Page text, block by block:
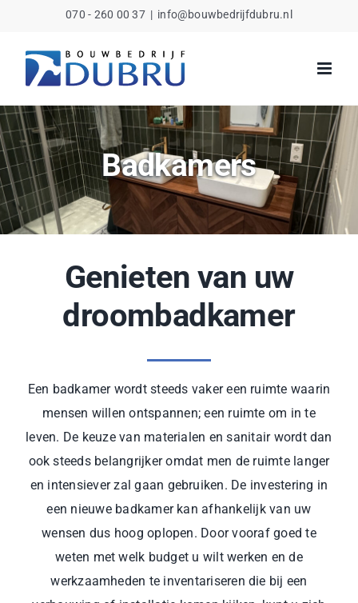
inhoud
070 - 260 00 37 | info@bouwbedrijfdubru.nl
Badkamers
Genieten van uw
droombadkamer
Een badkamer wordt steeds vaker een ruimte waarin
mensen willen ontspannen; een ruimte om in te
leven. De keuze van materialen en sanitair wordt dan
ook steeds belangrijker omdat men de ruimte langer
en intensiever zal gaan gebruiken. De investering in
een nieuwe badkamer kan afhankelijk van uw
wensen dus hoog oplopen. Door vooraf goed te
weten met welk budget u wilt werken en de
werkzaamheden te inventariseren die bij een